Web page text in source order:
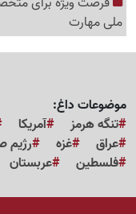
ملی مهارت
موضوعات داغ:
تنگه هرمز
آمریکا
عراق
غزه رژیم
فلسطین
عربستان